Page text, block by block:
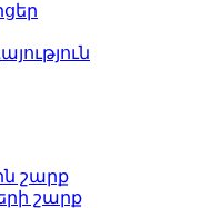
շարք
շարք